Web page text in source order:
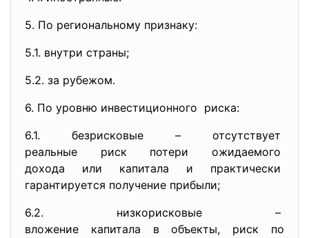
5. По региональному признаку:
5.1. внутри страны;
5.2. за рубежом.
6. По уровню инвестиционного риска:
6.1. безрисковые – отсутствует
реальные риск потери ожидаемого
дохода или капитала и практически
гарантируется получение прибыли;
6.2. низкорисковые –
вложение капитала в объекты, риск по